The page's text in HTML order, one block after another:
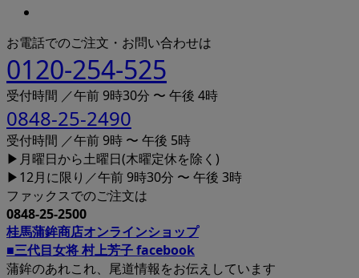
お電話でのご注文・お問い合わせは
0120-254-525
受付時間 ／午前 9時30分 〜 午後 4時
0848-25-2490
受付時間 ／午前 9時 〜 午後 5時
▶月曜日から土曜日(木曜定休を除く)
▶12月に限り／午前 9時30分 〜 午後 3時
ファックスでのご注文は
0848-25-2500
桂馬蒲鉾商店オンラインショップ
■三代目女将 村上芳子 facebook
蒲鉾のあれこれ、尾道情報をお伝えしています